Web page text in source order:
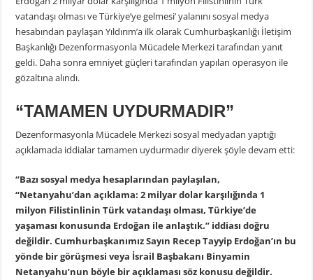
vatandaşı olması ve Türkiye’ye gelmesi’ yalanını sosyal medya
hesabından paylaşan Yıldırım’a ilk olarak Cumhurbaşkanlığı İletişim
Başkanlığı Dezenformasyonla Mücadele Merkezi tarafından yanıt
geldi. Daha sonra emniyet güçleri tarafından yapılan operasyon ile
gözaltına alındı.
“TAMAMEN UYDURMADIR”
Dezenformasyonla Mücadele Merkezi sosyal medyadan yaptığı
açıklamada iddialar tamamen uydurmadır diyerek şöyle devam etti:
“Bazı sosyal medya hesaplarından paylaşılan,
“Netanyahu’dan açıklama: 2 milyar dolar karşılığında 1
milyon Filistinlinin Türk vatandaşı olması, Türkiye’de
yaşaması konusunda Erdoğan ile anlaştık.” iddiası doğru
değildir. Cumhurbaşkanımız Sayın Recep Tayyip Erdoğan’ın bu
yönde bir görüşmesi veya İsrail Başbakanı Binyamin
Netanyahu’nun böyle bir açıklaması söz konusu değildir.